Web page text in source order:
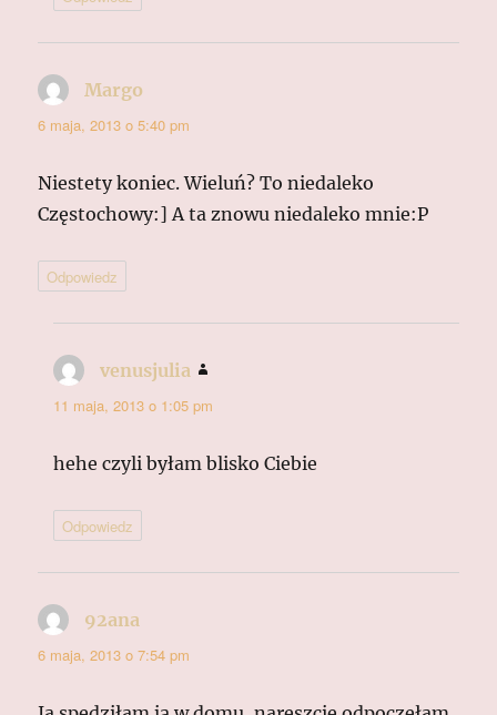
Margo
6 maja, 2013 o 5:40 pm
Niestety koniec. Wieluń? To niedaleko
Częstochowy:] A ta znowu niedaleko mnie:P
Odpowiedz
venusjulia
11 maja, 2013 o 1:05 pm
hehe czyli byłam blisko Ciebie
Odpowiedz
92ana
6 maja, 2013 o 7:54 pm